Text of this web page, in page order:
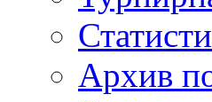
Архив